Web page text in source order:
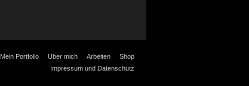
Mein Portfolio Über mich Arbeiten
Shop
Impressum und Datenschutz